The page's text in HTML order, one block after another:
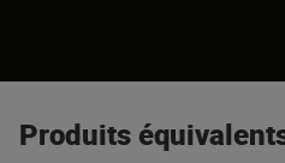
Produits